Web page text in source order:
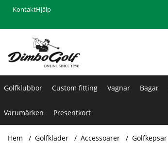
KontaktHjälp
Golfklubbor Custom fitting Vagnar Bagar
Varumärken Presentkort
Hem Golfkläder Accessoarer Golfkepsar